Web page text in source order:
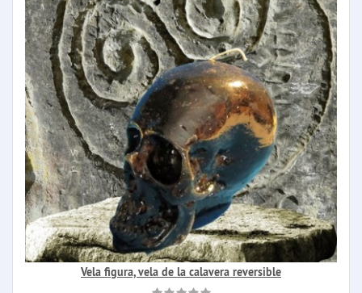
Vela figura, vela de la calavera reversible